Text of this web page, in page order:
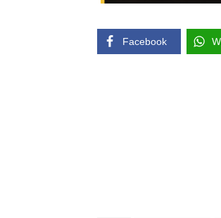
Facebook